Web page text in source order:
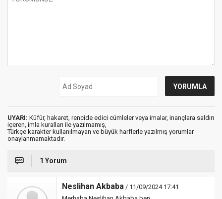
UYARI: Küfür, hakaret, rencide edici cümleler veya imalar, inançlara saldırı
içeren, imla kuralları ile yazılmamış,
Türkçe karakter kullanılmayan ve büyük harflerle yazılmış yorumlar
onaylanmamaktadır.
1 Yorum
Neslihan Akbaba / 11/09/2024 17:41